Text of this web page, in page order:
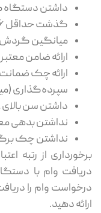
داشتن دستگاه
گذشت حداقل ۶ ماه از زمان دریافت دستگاه کارتخوان
میانگین گردش
ارائه ضامن معتبر
ارائه چک ضمانت
سپرده‌گذاری
داشتن سن بالای ۱۸ سال
نداشتن بدهی
نداشتن چک
برخورداری از رتبه
دریافت وام با
درخواست وام را
ارائه دهید.